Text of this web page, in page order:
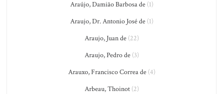
Araújo, Damião Barbosa de(1)
Araujo, Dr. Antonio José de(1)
Araujo, Juan de(22)
Araujo, Pedro de(3)
Arauxo, Francisco Correa de(4)
Arbeau, Thoinot(2)